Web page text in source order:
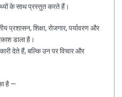
के साथ प्रस्तुत करते हैं।
प्रशासन, शिक्षा, रोजगार, पर्यावरण और
डाला है।
देते हैं, बल्कि उन पर विचार और
है —